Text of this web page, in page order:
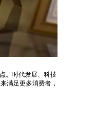
。时代发展、科技
满足更多消费者，